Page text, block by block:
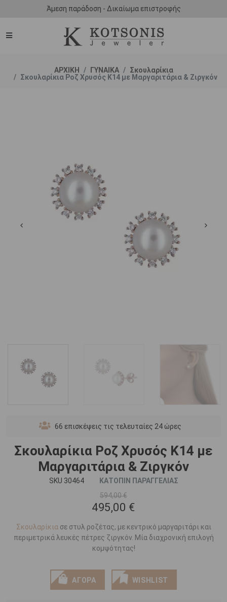
Άμεση παράδοση - Δικαίωμα επιστροφής
ΑΡΧΙΚΗ ΓΥΝΑΙΚΑ
Σκουλαρίκια
Σκουλαρίκια Ροζ Χρυσός Κ14 με Μαργαριτάρια & Ζιργκόν
66 επισκέψεις τις τελευταίες 24 ώρες
Σκουλαρίκια Ροζ Χρυσός Κ14 με
Μαργαριτάρια & Ζιργκόν
SKU 30464
ΚΑΤΟΠΙΝ ΠΑΡΑΓΓΕΛΙΑΣ
594,00 €
495,00 €
Σκουλαρίκια σε στυλ ροζέτας, με κεντρικό μαργαριτάρι και
περιμετρικά λευκές πέτρες ζιργκόν. Μία διαχρονική επιλογή
κομψότητας!
ΑΓΟΡΑ WISHLIST